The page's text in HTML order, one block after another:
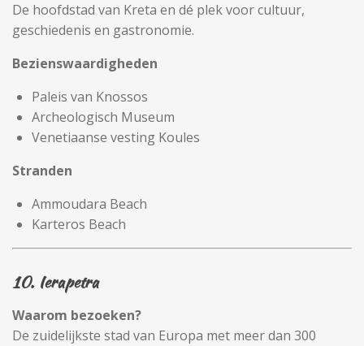
De hoofdstad van Kreta en dé plek voor cultuur,
geschiedenis en gastronomie.
Bezienswaardigheden
Paleis van Knossos
Archeologisch Museum
Venetiaanse vesting Koules
Stranden
Ammoudara Beach
Karteros Beach
10. Ierapetra
Waarom bezoeken?
De zuidelijkste stad van Europa met meer dan 300